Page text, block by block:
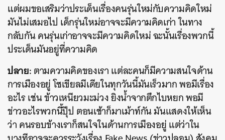
แต่ผมขอเสริมว่าประเด็นเรื่องคนรุ่นใหม่กับความคิดใหม่
มันไม่เสมอไป เด็กรุ่นใหม่อาจจะมีความคิดเก่า ในทาง
กลับกัน คนรุ่นเก่าอาจจะมีความคิดใหม่ ฉะนั้นเรื่องพวกนี้
ประเด็นมันอยู่ที่ความคิด
ปลาย:ตามความคิดของเรา แต่ละคนก็มีความสนใจด้าน
การเมืองอยู่ โซเขียลมีเดียในทุกวันนี้มันเร็วมาก พอมีเรื่อง
อะไร เช่น ข้าวเหนียวมะม่วง ยิงน้ำจากตึกไบหยก พอมี
ข่าวอะไรพวกนี้ปุีป ตอนเช้าก็มาเม้าท์กัน มันแสดงให้เห็น
ว่า คนรอบข้างเราก็สนใจในด้านการเมืองอยู่ แต่ว่าใน